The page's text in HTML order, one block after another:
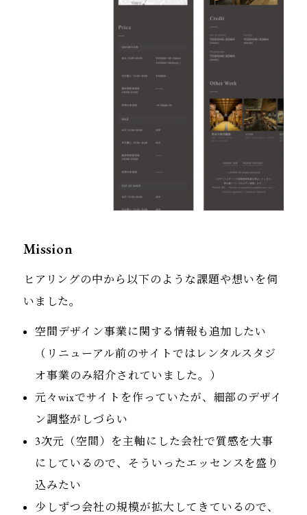
Mission
ヒアリングの中から以下のような課題や想いを伺
いました。
空間デザイン事業に関する情報も追加したい
（リニューアル前のサイトではレンタルスタジ
オ事業のみ紹介されていました。）
元々wixでサイトを作っていたが、細部のデザイ
ン調整がしづらい
3次元（空間）を主軸にした会社で質感を大事
にしているので、そういったエッセンスを盛り
込みたい
少しずつ会社の規模が拡大してきているので、